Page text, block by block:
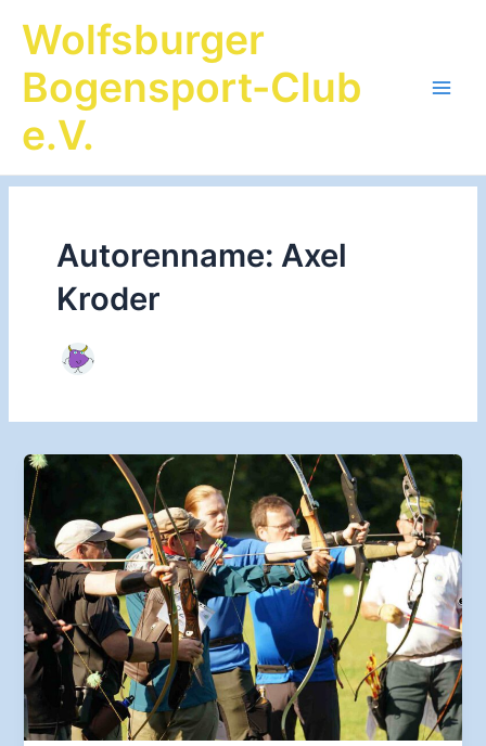
InhaltWolfsburger
Bogensport-Club
e.V.
Autorenname: Axel
Kroder